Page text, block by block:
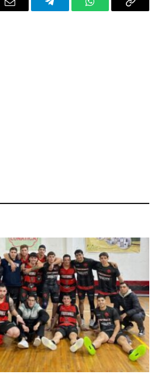
Email TelegramWhatsAppCopy